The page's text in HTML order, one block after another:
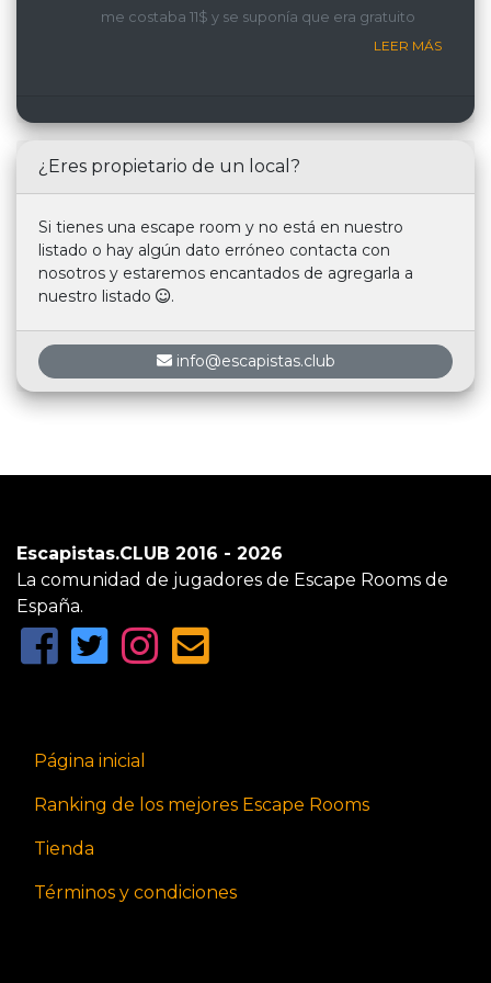
me costaba 11$ y se suponía que era gratuito
LEER MÁS
¿Eres propietario de un local?
Si tienes una escape room y no está en nuestro
listado o hay algún dato erróneo contacta con
nosotros y estaremos encantados de agregarla a
nuestro listado
.
info@escapistas.club
Escapistas.CLUB 2016 - 2026
La comunidad de jugadores de Escape Rooms de
España.
Página inicial
Ranking de los mejores Escape Rooms
Tienda
Términos y condiciones